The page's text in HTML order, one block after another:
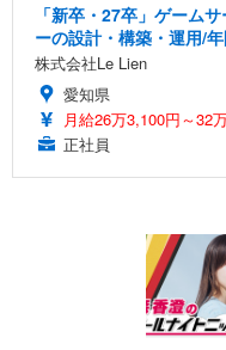
「新卒・27卒」ゲーム
ーの設計・構築・運用/
株式会社Le Lien
愛知県
月給26万3,100円～32
正社員